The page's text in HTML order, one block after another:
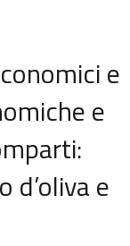
e
e
d’oliva e